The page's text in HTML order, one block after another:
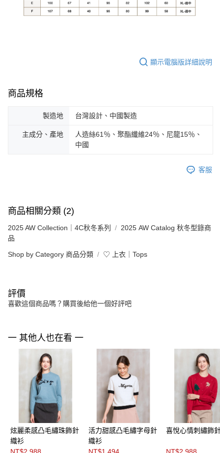
顯示電腦版詳細說明
商品規格
製造地 台灣設計、中國製造
主成分、產地
人造絲61％、聚酯纖維24％、尼龍15％、
中國
客服
商品相關分類 (2)
2025 AW Collection｜4C秋冬系列
2025 AW Catalog 秋冬型錄商
品
Shop by Category 商品分類 ♡ 上衣｜Tops
評價
喜歡這個商品嗎？購買後給他一個好評吧
一 其他人也在看 一
炫麗柔感凸毛繡珠飾針
織衫
NT$2,988
活力甜感凸毛繡字母針
織衫
NT$1,494
喜悅心情刺繡飾
NT$2,988